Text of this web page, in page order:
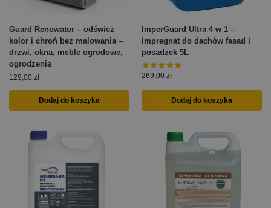
Guard Renowator – odśwież
kolor i chroń bez malowania –
drzwi, okna, meble ogrodowe,
ogrodzenia
129,00 zł
Dodaj do koszyka
ImperGuard Ultra 4 w 1 –
impregnat do dachów fasad i
posadzek 5L
269,00 zł
Dodaj do koszyka